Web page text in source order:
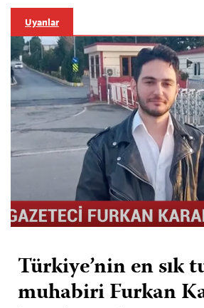
Uyarılar
Türkiye’nin en sık
muhabiri Furkan